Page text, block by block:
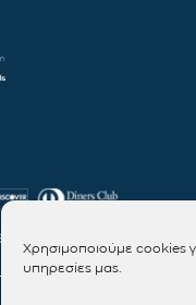
Χρησιμοποιούμε cookies
υπηρεσίες μας.